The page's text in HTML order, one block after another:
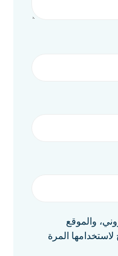
والموقع
المرة